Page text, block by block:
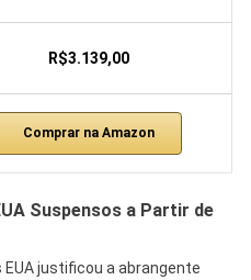
R$3.139,00
Comprar na Amazon
Suspensos a Partir de
justificou a abrangente